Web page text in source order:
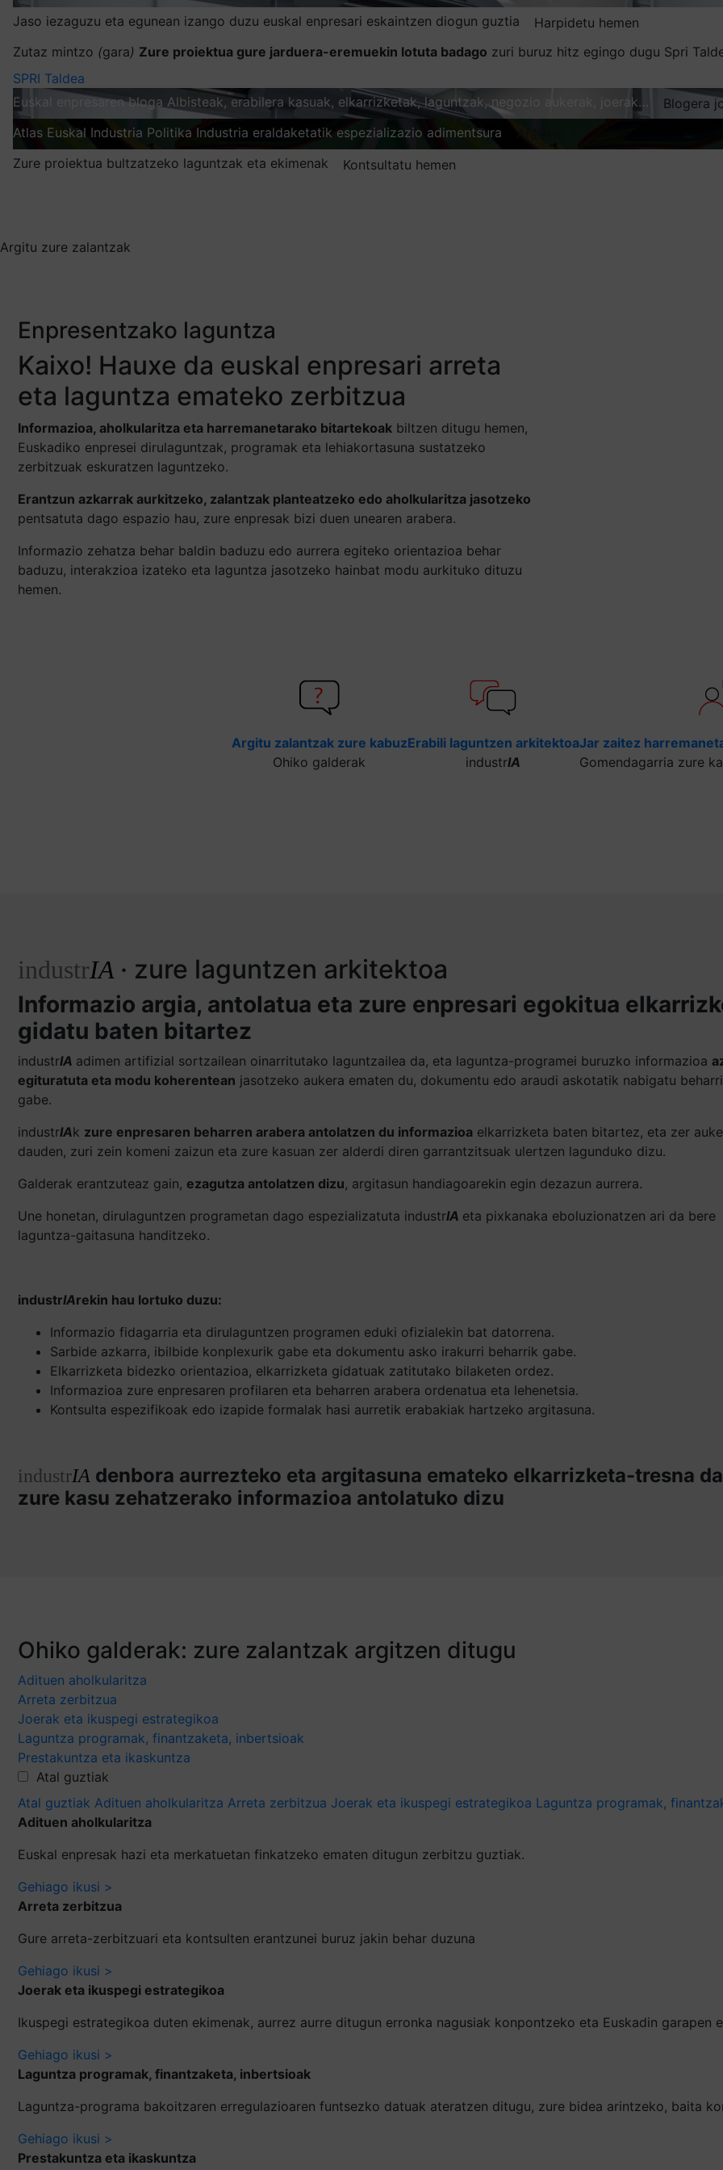
Jaso iezaguzu eta egunean izango duzu euskal enpresari eskaintzen diogun guztia
Harpidetu hemen
Zutaz mintzo (gara) Zure proiektua gure jarduera-eremuekin lotuta badago zuri buruz hitz egingo dugu Spri
SPRI Taldea
Euskal enpresaren bloga Albisteak, erabilera kasuak, elkarrizketak, laguntzak, negozio aukerak, joerak…
Blogera
Atlas Euskal Industria Politika Industria eraldaketatik espezializazio adimentsura
Zure proiektua bultzatzeko laguntzak eta ekimenak
Kontsultatu hemen
Argitu zure zalantzak
Enpresentzako laguntza
Kaixo! Hauxe da euskal enpresari arreta
eta laguntza emateko zerbitzua
Informazioa, aholkularitza eta harremanetarako bitartekoak biltzen ditugu hemen,
Euskadiko enpresei dirulaguntzak, programak eta lehiakortasuna sustatzeko
zerbitzuak eskuratzen laguntzeko.
Erantzun azkarrak aurkitzeko, zalantzak planteatzeko edo aholkularitza jasotzeko
pentsatuta dago espazio hau, zure enpresak bizi duen unearen arabera.
Informazio zehatza behar baldin baduzu edo aurrera egiteko orientazioa behar
baduzu, interakzioa izateko eta laguntza jasotzeko hainbat modu aurkituko dituzu
hemen.
Argitu zalantzak zure kabuz
Ohiko galderak
Erabili laguntzen arkitektoa
industrIA
Jar zaitez
Gomendagarria zure
industrIA · zure laguntzen arkitektoa
Informazio argia, antolatua eta zure enpresari egokitua
gidatu baten bitartez
industrIA adimen artifizial sortzailean oinarritutako laguntzailea da, eta laguntza-programei buruzko informazioa
egituratuta eta modu koherentean jasotzeko aukera ematen du, dokumentu edo araudi askotatik nabigatu
gabe.
industrIAk zure enpresaren beharren arabera antolatzen du informazioa elkarrizketa baten bitartez, eta zer
dauden, zuri zein komeni zaizun eta zure kasuan zer alderdi diren garrantzitsuak ulertzen lagunduko dizu.
Galderak erantzuteaz gain, ezagutza antolatzen dizu, argitasun handiagoarekin egin dezazun aurrera.
Une honetan, dirulaguntzen programetan dago espezializatuta industrIA eta pixkanaka eboluzionatzen ari da bere
laguntza-gaitasuna handitzeko.
industrIArekin hau lortuko duzu:
Informazio fidagarria eta dirulaguntzen programen eduki ofizialekin bat datorrena.
Sarbide azkarra, ibilbide konplexurik gabe eta dokumentu asko irakurri beharrik gabe.
Elkarrizketa bidezko orientazioa, elkarrizketa gidatuak zatitutako bilaketen ordez.
Informazioa zure enpresaren profilaren eta beharren arabera ordenatua eta lehenetsia.
Kontsulta espezifikoak edo izapide formalak hasi aurretik erabakiak hartzeko argitasuna.
industrIA denbora aurrezteko eta argitasuna emateko elkarrizketa-tresna
zure kasu zehatzerako informazioa antolatuko dizu
Ohiko galderak: zure zalantzak argitzen ditugu
Adituen aholkularitza
Arreta zerbitzua
Joerak eta ikuspegi estrategikoa
Laguntza programak, finantzaketa, inbertsioak
Prestakuntza eta ikaskuntza
Atal guztiak
Atal guztiak Adituen aholkularitza Arreta zerbitzua Joerak eta ikuspegi estrategikoa Laguntza programak,
Adituen aholkularitza
Euskal enpresak hazi eta merkatuetan finkatzeko ematen ditugun zerbitzu guztiak.
Gehiago ikusi >
Arreta zerbitzua
Gure arreta-zerbitzuari eta kontsulten erantzunei buruz jakin behar duzuna
Gehiago ikusi >
Joerak eta ikuspegi estrategikoa
Ikuspegi estrategikoa duten ekimenak, aurrez aurre ditugun erronka nagusiak konpontzeko eta Euskadin
Gehiago ikusi >
Laguntza programak, finantzaketa, inbertsioak
Laguntza-programa bakoitzaren erregulazioaren funtsezko datuak ateratzen ditugu, zure bidea arintzeko, baita
Gehiago ikusi >
Prestakuntza eta ikaskuntza